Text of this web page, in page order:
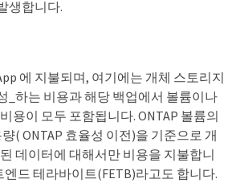
생합니다.
에 ​​지불되며, 여기에는 개체 스토리지
_하는 비용과 해당 백업에서 볼륨이나
용이 모두 포함됩니다. ONTAP 볼륨의
( ONTAP 효율성 이전)을 기준으로 개
데이터에 대해서만 비용을 지불합니
엔드 테라바이트(FETB)라고도 합니다.